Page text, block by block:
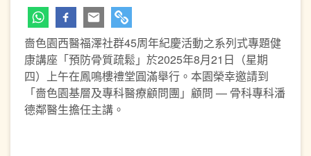
嗇色園西醫福澤社群45周年紀慶活動之系列式專題健
康講座「預防骨質疏鬆」於2025年8月21日（星期
四）上午在鳳鳴樓禮堂圓滿舉行。本園榮幸邀請到
「嗇色園基層及專科醫療顧問團」顧問 — 骨科專科潘
德鄰醫生擔任主講。